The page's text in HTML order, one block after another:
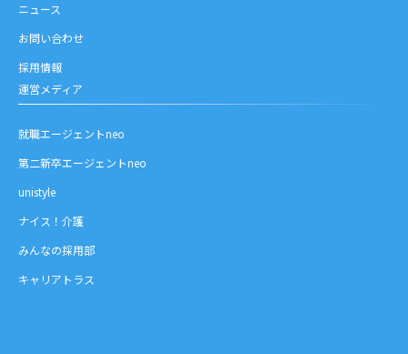
ニュース
お問い合わせ
採用情報
運営メディア
就職エージェントneo
第二新卒エージェントneo
unistyle
ナイス！介護
みんなの採用部
キャリアトラス